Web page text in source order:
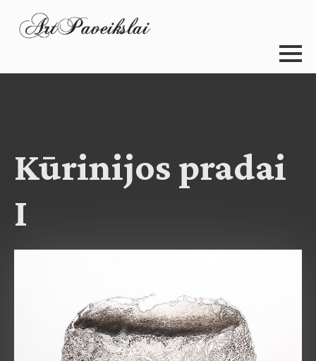
Kūrinijos pradai
I